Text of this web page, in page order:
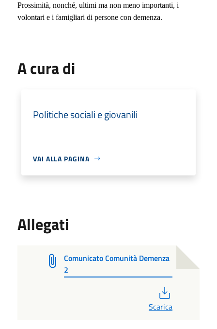
Prossimità, nonché, ultimi ma non meno importanti, i
volontari e i famigliari di persone con demenza.
A cura di
Politiche sociali e giovanili
VAI ALLA PAGINA
Allegati
Comunicato Comunità Demenza
2
Scarica